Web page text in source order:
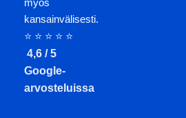
kansainvälisesti.
⭐ ⭐ ⭐ ⭐ ⭐
4,6 / 5
Google-
arvosteluissa